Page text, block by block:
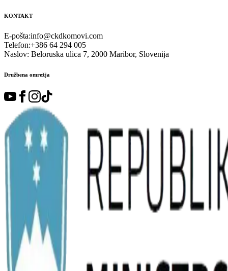
KONTAKT
E-pošta:info@ckdkomovi.com
Telefon:+386 64 294 005
Naslov: Beloruska ulica 7, 2000 Maribor, Slovenija
Družbena omrežja